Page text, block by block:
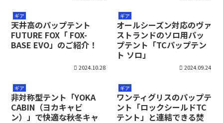
ギア
天井高のパップテント
FUTURE FOX「 FOX-
BASE EVO」のご紹介！
2024.10.28
ギア
オールシーズン対応のヴァ
ストランドのソロ用パッ
プテント「TCパップテン
ト ソロ」
2024.09.24
ギア
非対称型テント「YOKA
CABIN（ヨカキャビ
ン）」で快適な秋冬キャ
ギア
ワンティグリスのパップテ
ント「ロックシールドTC
テント」と連結できる焚